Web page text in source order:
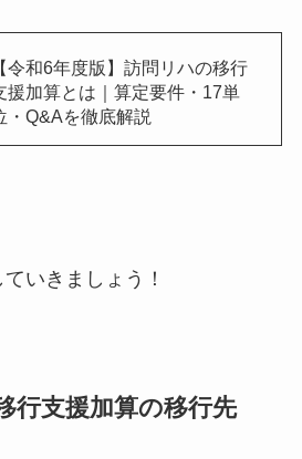
【令和6年度版】訪問リハの移行
援加算とは｜算定要件・17単
・Q&Aを徹底解説
いきましょう！
行支援加算の移行先